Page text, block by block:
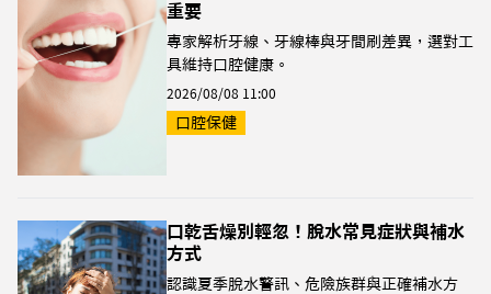
重要
專家解析牙線、牙線棒與牙間刷差異，選對工
具維持口腔健康。
2026/08/08 11:00
口腔保健
口乾舌燥別輕忽！脫水常見症狀與補水
方式
認識夏季脫水警訊、危險族群與正確補水方